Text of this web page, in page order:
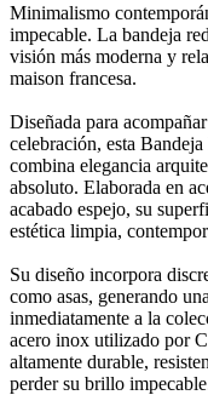
Minimalismo
impecable. La bandeja
visión más moderna y
maison francesa.
Diseñada para
celebración, esta
combina elegancia
absoluto. Elaborada en
acabado espejo, su
estética limpia,
Su diseño incorpora
como asas, generando
inmediatamente a la
acero inox utilizado por
altamente durable,
perder su brillo